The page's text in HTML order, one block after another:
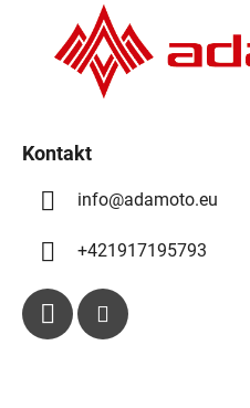
Kontakt
info@adamoto.eu
+421917195793